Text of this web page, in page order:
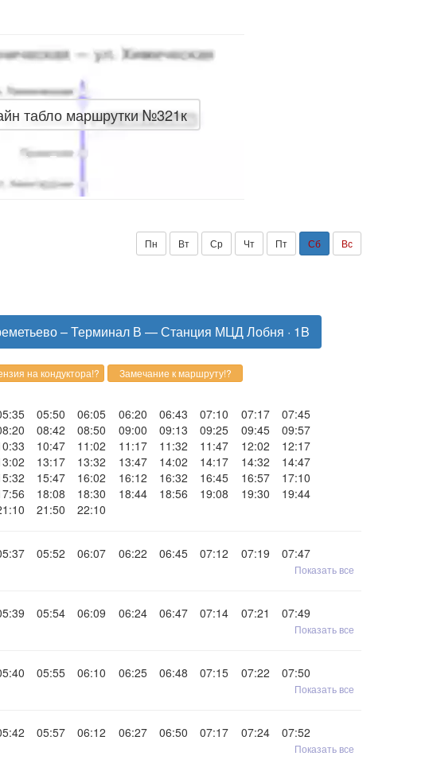
табло маршрутки №321к
Пн Вт Ср Чт Пт Сб Вс
– Терминал В — Станция МЦД Лобня · 1B
05:50 06:05 06:20 06:43 07:10 07:17
07:45
08:42 08:50 09:00 09:13 09:25 09:45
09:57
10:47 11:02 11:17 11:32 11:47 12:02
12:17
13:17 13:32 13:47 14:02 14:17 14:32
14:47
15:47 16:02 16:12 16:32 16:45 16:57
17:10
18:08 18:30 18:44 18:56 19:08 19:30
19:44
21:50 22:10
05:52 06:07 06:22 06:45 07:12 07:19
07:47
Показать все
05:54 06:09 06:24 06:47 07:14 07:21
07:49
Показать все
05:55 06:10 06:25 06:48 07:15 07:22
07:50
Показать все
05:57 06:12 06:27 06:50 07:17 07:24
07:52
Показать все